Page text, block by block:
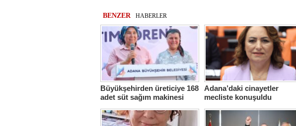
BENZER HABERLER
Büyükşehirden üreticiye 168
adet süt sağım makinesi
Adana’daki cinayetler
mecliste konuşuldu